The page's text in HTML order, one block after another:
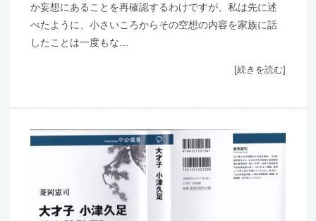
か妄想にあることを再確認するわけですが、私は先に述
べたように、小さいころからその空想の内容を家族に話
したことは一度もな…
[続きを読む]